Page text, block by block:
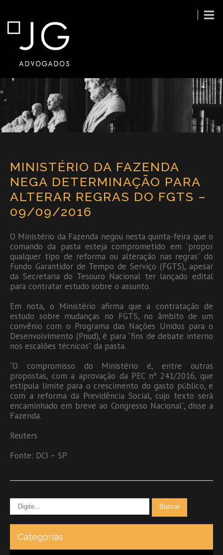
MINISTÉRIO DA FAZENDA
NEGA DETERMINAÇÃO PARA
ALTERAR REGRAS DO FGTS –
09/09/2016
O Ministério da Fazenda negou nesta quinta-feira que o
comando da pasta esteja comprometido em “propor
qualquer tipo de reforma ou alteração nas regras” do
Fundo Garantidor de Tempo de Serviço (FGTS), apesar
da Secretaria do Tesouro Nacional ter lançado edital
para contratar estudo sobre o assunto.
Em nota, o Ministério afirma que a contratação de
estudo sobre mudanças no FGTS, no âmbito de um
convênio com o Programa das Nações Unidos para o
Desenvolvimento (Pnud), é para “fins de debate interno
nos escalões técnicos” da pasta.
“O compromisso do Ministério é, entre outras
propostas, com a aprovação da PEC nº 241/2016, que
estipula limite para o crescimento do gasto público, e
com a reforma da Previdência Social, cujo texto será
encaminhado em breve ao Congresso Nacional”, disse a
Fazenda.
Reuters
Fonte: DCI – SP
Categorias